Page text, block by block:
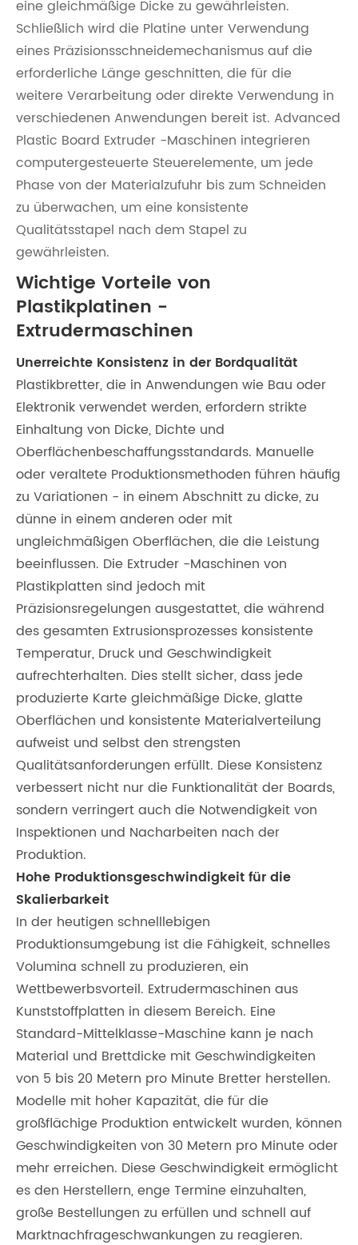
eine gleichmäßige Dicke zu gewährleisten.
Schließlich wird die Platine unter Verwendung
eines Präzisionsschneidemechanismus auf die
erforderliche Länge geschnitten, die für die
weitere Verarbeitung oder direkte Verwendung in
verschiedenen Anwendungen bereit ist. Advanced
Plastic Board Extruder -Maschinen integrieren
computergesteuerte Steuerelemente, um jede
Phase von der Materialzufuhr bis zum Schneiden
zu überwachen, um eine konsistente
Qualitätsstapel nach dem Stapel zu
gewährleisten.
Wichtige Vorteile von
Plastikplatinen -
Extrudermaschinen
Unerreichte Konsistenz in der Bordqualität
Plastikbretter, die in Anwendungen wie Bau oder
Elektronik verwendet werden, erfordern strikte
Einhaltung von Dicke, Dichte und
Oberflächenbeschaffungsstandards. Manuelle
oder veraltete Produktionsmethoden führen häufig
zu Variationen - in einem Abschnitt zu dicke, zu
dünne in einem anderen oder mit
ungleichmäßigen Oberflächen, die die Leistung
beeinflussen. Die Extruder -Maschinen von
Plastikplatten sind jedoch mit
Präzisionsregelungen ausgestattet, die während
des gesamten Extrusionsprozesses konsistente
Temperatur, Druck und Geschwindigkeit
aufrechterhalten. Dies stellt sicher, dass jede
produzierte Karte gleichmäßige Dicke, glatte
Oberflächen und konsistente Materialverteilung
aufweist und selbst den strengsten
Qualitätsanforderungen erfüllt. Diese Konsistenz
verbessert nicht nur die Funktionalität der Boards,
sondern verringert auch die Notwendigkeit von
Inspektionen und Nacharbeiten nach der
Produktion.
Hohe Produktionsgeschwindigkeit für die
Skalierbarkeit
In der heutigen schnelllebigen
Produktionsumgebung ist die Fähigkeit, schnelles
Volumina schnell zu produzieren, ein
Wettbewerbsvorteil. Extrudermaschinen aus
Kunststoffplatten in diesem Bereich. Eine
Standard-Mittelklasse-Maschine kann je nach
Material und Brettdicke mit Geschwindigkeiten
von 5 bis 20 Metern pro Minute Bretter herstellen.
Modelle mit hoher Kapazität, die für die
großflächige Produktion entwickelt wurden, können
Geschwindigkeiten von 30 Metern pro Minute oder
mehr erreichen. Diese Geschwindigkeit ermöglicht
es den Herstellern, enge Termine einzuhalten,
große Bestellungen zu erfüllen und schnell auf
Marktnachfrageschwankungen zu reagieren.